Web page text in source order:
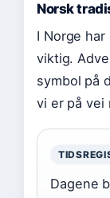
Norsk
I Norge
viktig.
symbol på
vi er på vei
Dagene